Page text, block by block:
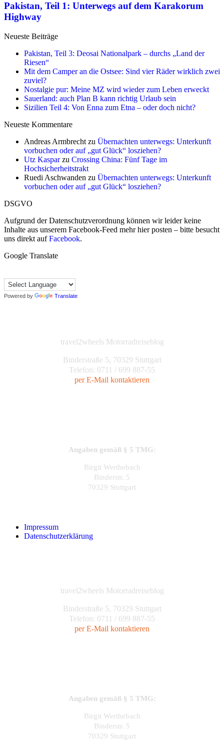
Pakistan, Teil 1: Unterwegs auf dem Karakorum
Highway
Neueste Beiträge
Pakistan, Teil 3: Deosai Nationalpark – durchs „Land der
Riesen“
Mit dem Camper an die Ostsee: Sind vier Räder wirklich zwei
zuviel?
Nostalgie pur: Meine MZ wird wieder zum Leben erweckt
Sauerland: auch Plan B kann richtig Urlaub sein
Sizilien Teil 4: Von Enna zum Etna – oder doch nicht?
Neueste Kommentare
Andreas Armbrecht zu Übernachten unterwegs: Unterkunft
vorbuchen oder auf „gut Glück“ losziehen?
Utz Kasparzu Crossing China: Fünf Tage im
Hochsicherheitstrakt
Ruedi Aschwanden zu Übernachten unterwegs: Unterkunft
vorbuchen oder auf „gut Glück“ losziehen?
DSGVO
Aufgrund der Datenschutzverordnung können wir leider keine
Inhalte aus unserem Facebook-Feed mehr hier posten – bitte besucht
uns direkt aufFacebook.
Google Translate
Powered by Translate
travel2wheels Motorradreiseblog
Binderstraße 5, 70329 Stuttgart
Telefon: 0711 / 699 887-55
per E-Mail kontaktieren
Angaben gemäß § 5 TMG:
Birgit Werthebach
Binderstr. 5
70329 Stuttgart
Impressum
Datenschutzerklärung
travel2wheels Motorradreiseblog
Binderstraße 5, 70329 Stuttgart
Telefon: 0711 / 699 887-55
per E-Mail kontaktieren
Angaben gemäß § 5 TMG:
Birgit Werthebach
Binderstr. 5
70329 Stuttgart